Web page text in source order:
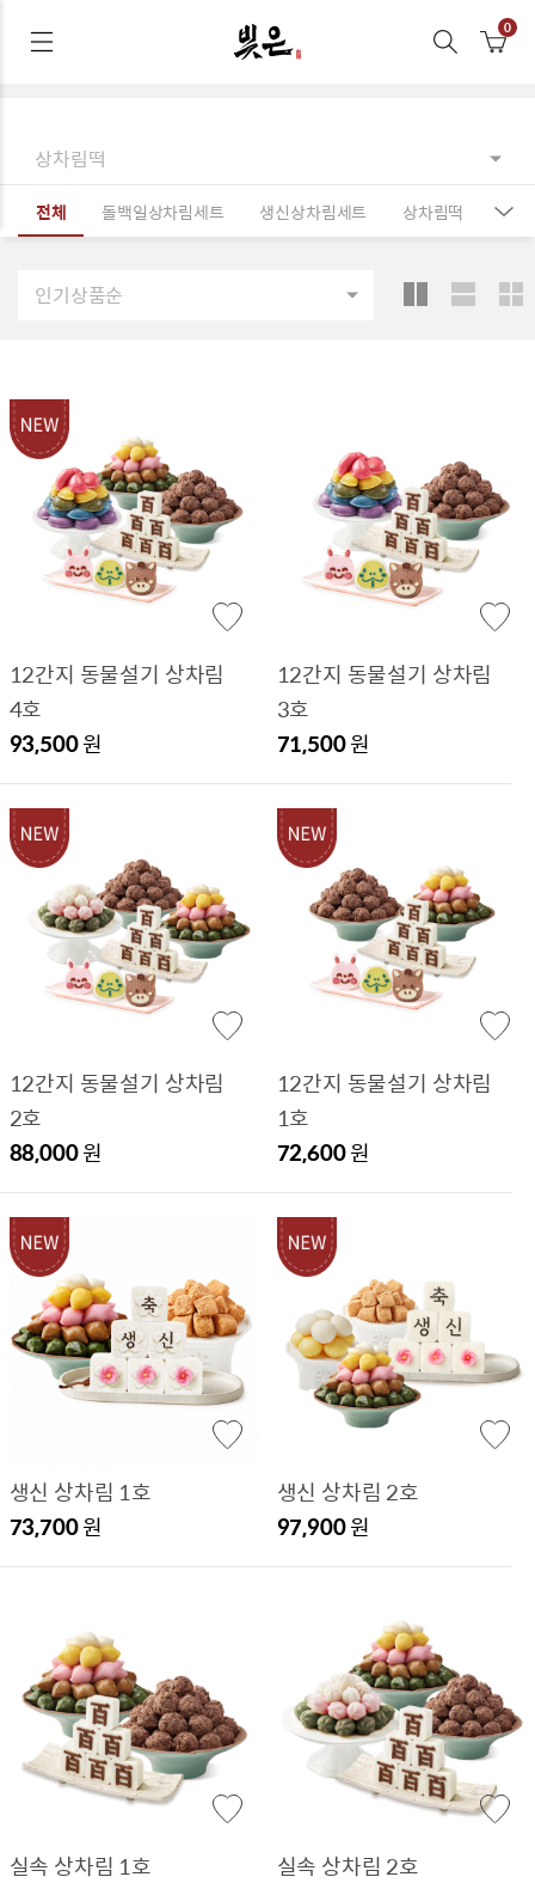
상차림떡
전체 돌백일상차림세트 생신상차림세트 상차림떡
인기상품순
12간지 동물설기 상차림
4호
93,500원
12간지 동물설기 상차림
3호
71,500원
12간지 동물설기 상차림
2호
88,000원
12간지 동물설기 상차림
1호
72,600원
생신 상차림 1호
73,700원
생신 상차림 2호
97,900원
실속 상차림 1호
실속 상차림 2호